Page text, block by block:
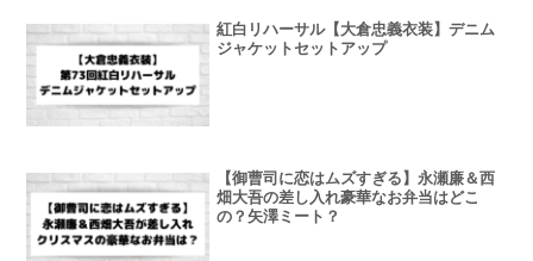
紅白リハーサル【大倉忠義衣装】デニム
ジャケットセットアップ
【御曹司に恋はムズすぎる】永瀬廉＆西
畑大吾の差し入れ豪華なお弁当はどこ
の？矢澤ミート？